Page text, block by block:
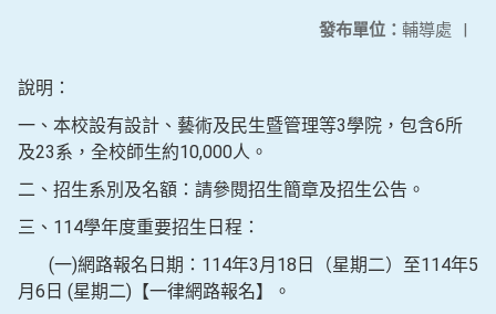
發布單位： 輔導處 |
說明：
一、本校設有設計、藝術及民生暨管理等3學院，包含6所
及23系，全校師生約10,000人。
二、招生系別及名額：請參閱招生簡章及招生公告。
三、114學年度重要招生日程：
(一)網路報名日期：114年3月18日（星期二）至114年5
月6日 (星期二)【一律網路報名】。